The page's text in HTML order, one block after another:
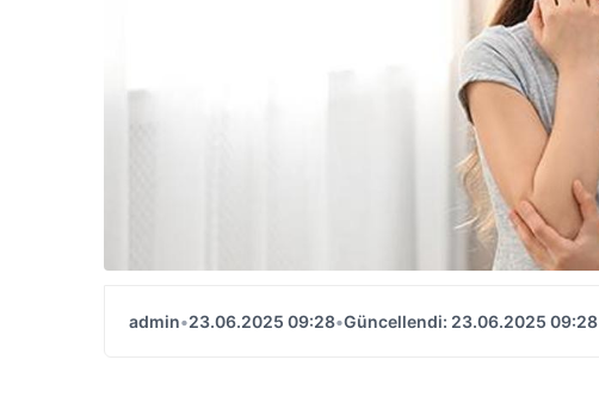
admin•23.06.2025 09:28•Güncellendi: 23.06.2025 09:28